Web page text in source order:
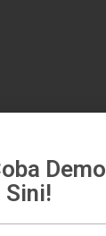
Demo